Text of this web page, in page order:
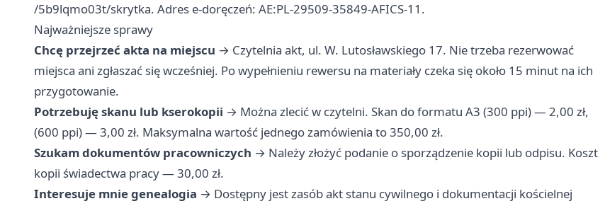
/5b9lqmo03t/skrytka. Adres e-doręczeń: AE:PL-29509-35849-AFICS-11.
Najważniejsze sprawy
Chcę przejrzeć akta na miejscu → Czytelnia akt, ul. W. Lutosławskiego 17. Nie trzeba rezerwować
miejsca ani zgłaszać się wcześniej. Po wypełnieniu rewersu na materiały czeka się około 15 minut na ich
przygotowanie.
Potrzebuję skanu lub kserokopii → Można zlecić w czytelni. Skan do formatu A3 (300 ppi) — 2,00 zł,
(600 ppi) — 3,00 zł. Maksymalna wartość jednego zamówienia to 350,00 zł.
Szukam dokumentów pracowniczych → Należy złożyć podanie o sporządzenie kopii lub odpisu. Koszt
kopii świadectwa pracy — 30,00 zł.
Interesuje mnie genealogia → Dostępny jest zasób akt stanu cywilnego i dokumentacji kościelnej